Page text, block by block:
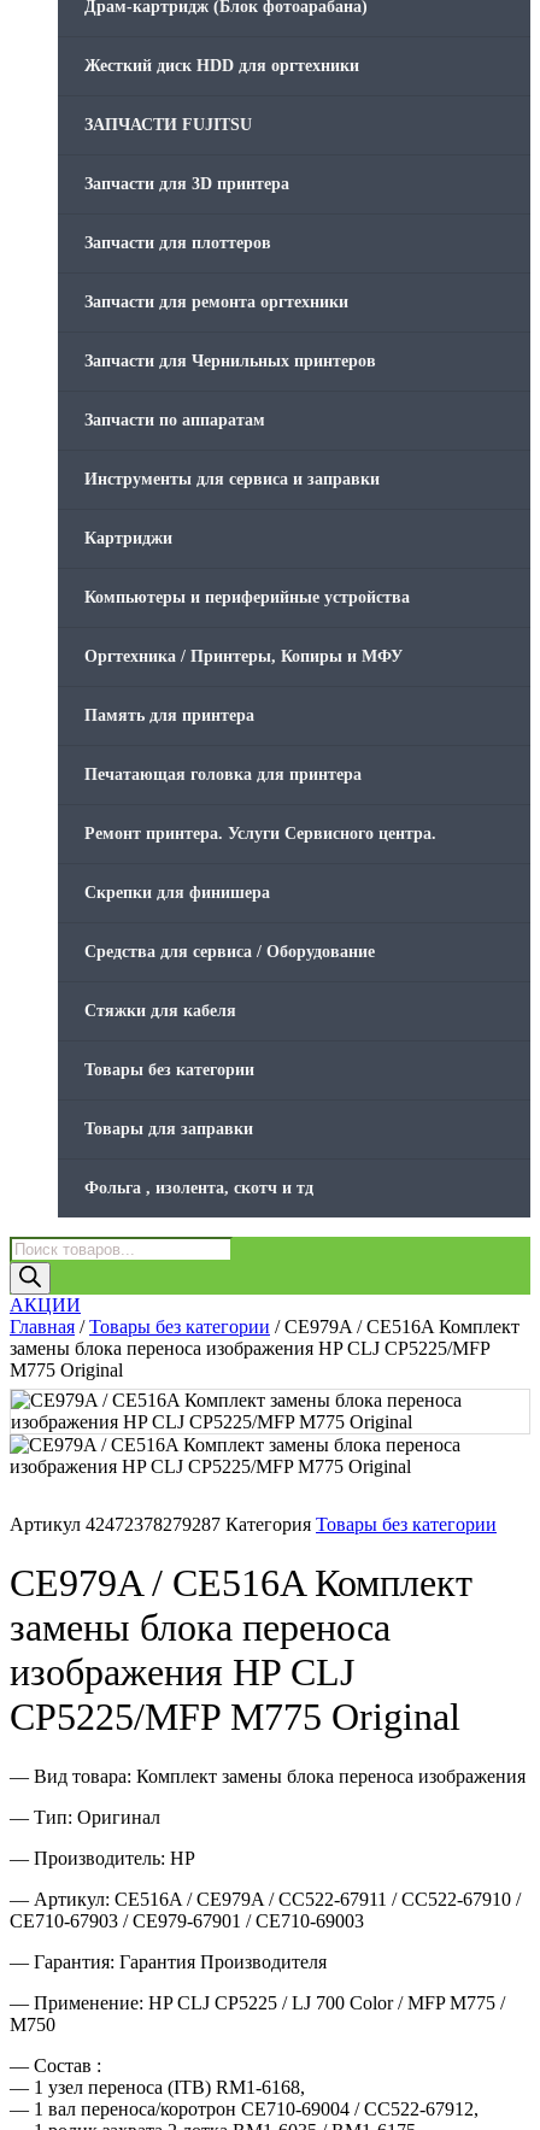
Драм-картридж (Блок фотоарабана)
Жесткий диск HDD для оргтехники
ЗАПЧАСТИ FUJITSU
Запчасти для 3D принтера
Запчасти для плоттеров
Запчасти для ремонта оргтехники
Запчасти для Чернильных принтеров
Запчасти по аппаратам
Инструменты для сервиса и заправки
Картриджи
Компьютеры и периферийные устройства
Оргтехника / Принтеры, Копиры и МФУ
Память для принтера
Печатающая головка для принтера
Ремонт принтера. Услуги Сервисного центра.
Скрепки для финишера
Средства для сервиса / Оборудование
Стяжки для кабеля
Товары без категории
Товары для заправки
Фольга , изолента, скотч и тд
Поиск
товаров
АКЦИИ
Главная /Товары без категории / CE979A / CE516A Комплект
замены блока переноса изображения HP CLJ CP5225/MFP
M775 Original
Артикул 42472378279287 Категория Товары без категории
CE979A / CE516A Комплект
замены блока переноса
изображения HP CLJ
CP5225/MFP M775 Original
— Вид товара: Комплект замены блока переноса изображения
— Тип: Оригинал
— Производитель: HP
— Артикул: CE516A / CE979A / CC522-67911 / CC522-67910 /
CE710-67903 / CE979-67901 / CE710-69003
— Гарантия: Гарантия Производителя
— Применение: HP CLJ CP5225 / LJ 700 Color / MFP M775 /
M750
— Cостав :
— 1 узел переноса (ITB) RM1-6168,
— 1 вал переноса/коротрон CE710-69004 / CC522-67912,